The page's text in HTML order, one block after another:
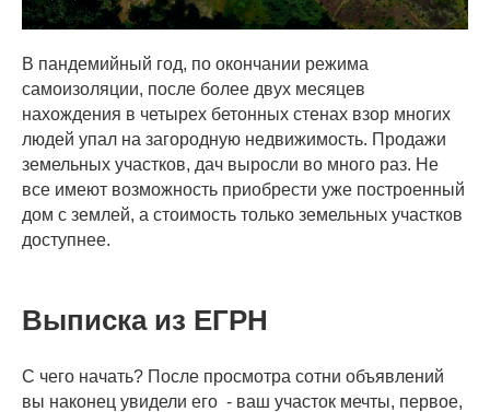
В пандемийный год, по окончании режима
самоизоляции, после более двух месяцев
нахождения в четырех бетонных стенах взор многих
людей упал на загородную недвижимость. Продажи
земельных участков, дач выросли во много раз. Не
все имеют возможность приобрести уже построенный
дом с землей, а стоимость только земельных участков
доступнее.
Выписка из ЕГРН
С чего начать? После просмотра сотни объявлений
вы наконец увидели его - ваш участок мечты, первое,